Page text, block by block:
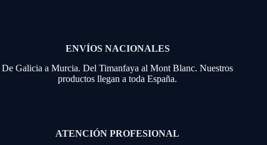
ENVÍOS NACIONALES
De Galicia a Murcia. Del Timanfaya al Mont Blanc. Nuestros
productos llegan a toda España.
ATENCIÓN PROFESIONAL